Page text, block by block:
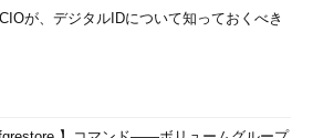
が、デジタルIDについて知っておくべき